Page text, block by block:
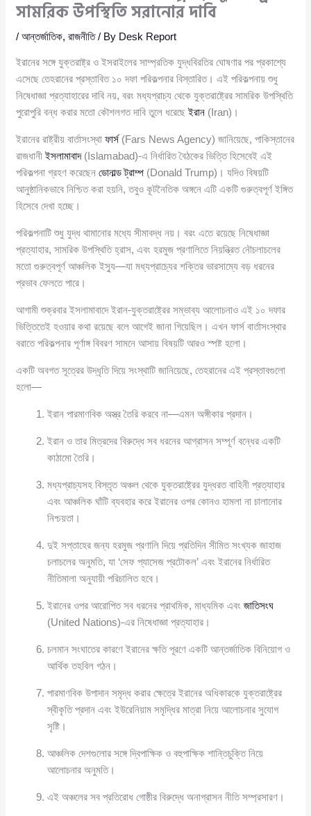
সামরিক উপস্থিতি সরানোর দাবি
/আন্তর্জাতিক,রাজনীতি/ By Desk Report
ইরানের সঙ্গে যুক্তরাষ্ট্র ও ইসরাইলের সাম্প্রতিক যুদ্ধবিরতির ঘোষণার পর প্রকাশ্যে
এসেছে তেহরানের প্রস্তাবিত ১০ দফা পরিকল্পনার বিস্তারিত। এই পরিকল্পনায় শুধু
নিষেধাজ্ঞা প্রত্যাহারের দাবি নয়, বরং মধ্যপ্রাচ্য থেকে যুক্তরাষ্ট্রের সামরিক উপস্থিতি
পুরোপুরি বন্ধ করার মতো কৌশলগত দাবি তুলে ধরেছেইরান (Iran)।
ইরানের রাষ্ট্রীয় বার্তাসংস্থাফার্স(Fars News Agency) জানিয়েছে, পাকিস্তানের
রাজধানীইসলামাবাদ(Islamabad)-এ নির্ধারিত বৈঠকের ভিত্তি হিসেবেই এই
পরিকল্পনা গ্রহণ করেছেনডোনাল্ড ট্রাম্প (Donald Trump)। যদিও বিষয়টি
আনুষ্ঠানিকভাবে নিশ্চিত করা হয়নি, তবুও কূটনৈতিক অঙ্গনে এটি একটি গুরুত্বপূর্ণ ইঙ্গিত
হিসেবে দেখা হচ্ছে।
পরিকল্পনাটি শুধু যুদ্ধ থামানোর মধ্যে সীমাবদ্ধ নয়। বরং এতে রয়েছে নিষেধাজ্ঞা
প্রত্যাহার, সামরিক উপস্থিতি হ্রাস, এবং হরমুজ প্রণালিতে নিয়ন্ত্রিত নৌচলাচলের
মতো গুরুত্বপূর্ণ আঞ্চলিক ইস্যু—যা মধ্যপ্রাচ্যের শক্তির ভারসাম্যে বড় ধরনের
প্রভাব ফেলতে পারে।
আগামী শুক্রবার ইসলামাবাদে ইরান-যুক্তরাষ্ট্রের সম্ভাব্য আলোচনাও এই ১০ দফার
ভিত্তিতেই হওয়ার কথা রয়েছে বলে আগেই জানা গিয়েছিল। এখন ফার্স বার্তাসংস্থার
বরাতে পরিকল্পনার পূর্ণাঙ্গ বিবরণ সামনে আসায় বিষয়টি আরও স্পষ্ট হলো।
একটি অবগত সূত্রের উদ্ধৃতি দিয়ে সংস্থাটি জানিয়েছে, তেহরানের এই প্রস্তাবগুলো
হলো—
ইরান পারমাণবিক অস্ত্র তৈরি করবে না—এমন অঙ্গীকার প্রদান।
ইরান ও তার মিত্রদের বিরুদ্ধে সব ধরনের আগ্রাসন সম্পূর্ণ বন্ধের একটি
কাঠামো তৈরি।
মধ্যপ্রাচ্যসহ বিস্তৃত অঞ্চল থেকে যুক্তরাষ্ট্রের যুদ্ধরত বাহিনী প্রত্যাহার
এবং আঞ্চলিক ঘাঁটি ব্যবহার করে ইরানের ওপর কোনও হামলা না চালানোর
নিশ্চয়তা।
দুই সপ্তাহের জন্য হরমুজ প্রণালি দিয়ে প্রতিদিন সীমিত সংখ্যক জাহাজ
চলাচলের অনুমতি, যা ‘সেফ প্যাসেজ প্রটোকল’ এবং ইরানের নির্ধারিত
নীতিমালা অনুযায়ী পরিচালিত হবে।
ইরানের ওপর আরোপিত সব ধরনের প্রাথমিক, মাধ্যমিক এবংজাতিসংঘ
(United Nations)-এর নিষেধাজ্ঞা প্রত্যাহার।
চলমান সংঘাতের কারণে ইরানের ক্ষতি পূরণে একটি আন্তর্জাতিক বিনিয়োগ ও
আর্থিক তহবিল গঠন।
পারমাণবিক উপাদান সমৃদ্ধ করার ক্ষেত্রে ইরানের অধিকারকে যুক্তরাষ্ট্রের
স্বীকৃতি প্রদান এবং ইউরেনিয়াম সমৃদ্ধির মাত্রা নিয়ে আলোচনার সুযোগ
সৃষ্টি।
আঞ্চলিক দেশগুলোর সঙ্গে দ্বিপাক্ষিক ও বহুপাক্ষিক শান্তিচুক্তি নিয়ে
আলোচনার অনুমতি।
এই অঞ্চলের সব প্রতিরোধ গোষ্ঠীর বিরুদ্ধে অনাগ্রাসন নীতি সম্প্রসারণ।